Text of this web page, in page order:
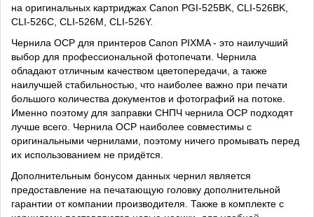
на оригинальных картриджах Canon PGI-525BK, CLI-526BK,
CLI-526C, CLI-526M, CLI-526Y.
Чернила OCP для принтеров Canon PIXMA - это наилучший
выбор для профессиональной фотопечати. Чернила
обладают отличным качеством цветопередачи, а также
наилучшей стабильностью, что наиболее важно при печати
большого количества документов и фотографий на потоке.
Именно поэтому для заправки СНПЧ чернила OCP подходят
лучше всего. Чернила OCP наиболее совместимы с
оригинальными чернилами, поэтому ничего промывать перед
их использованием не придётся.
Дополнительным бонусом данных чернил является
предоставление на печатающую головку дополнительной
гарантии от компании производителя. Также в комплекте с